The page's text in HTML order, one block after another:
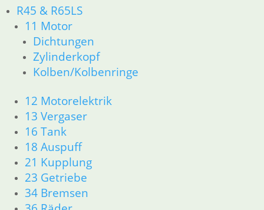
R45 & R65LS
11 Motor
Dichtungen
Zylinderkopf
Kolben/Kolbenringe
12 Motorelektrik
13 Vergaser
16 Tank
18 Auspuff
21 Kupplung
23 Getriebe
34 Bremsen
32 Lenkung
33 Antrieb
34 Bremsen
36 Räder
46 Rahmen & Verkleidung
61 Fahrzeugelektrik
62 Instrumente
63 Scheinwerfer
R50/5 – R75/5
11 Motor
Dichtungen
Kolben/Kolbenringe
Zylinderkopf
12 Motorelektrik